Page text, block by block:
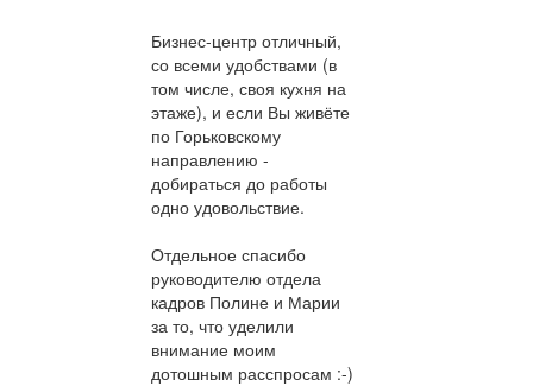
Бизнес-центр отличный,
со всеми удобствами (в
том числе, своя кухня на
этаже), и если Вы живёте
по Горьковскому
направлению -
добираться до работы
одно удовольствие.
Отдельное спасибо
руководителю отдела
кадров Полине и Марии
за то, что уделили
внимание моим
дотошным расспросам :-)